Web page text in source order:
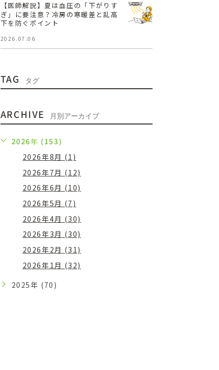
【医師解説】夏は血圧の「下がりす
ぎ」に要注意？冷房の寒暖差と乱高
下を防ぐポイント
2026.07.06
TAG タグ
ARCHIVE 月別アーカイブ
2026年 (153)
2026年8月 (1)
2026年7月 (12)
2026年6月 (10)
2026年5月 (7)
2026年4月 (30)
2026年3月 (30)
2026年2月 (31)
2026年1月 (32)
2025年 (70)